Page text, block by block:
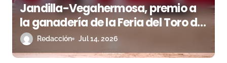
Jandilla-Vegahermosa, premio a
la ganadería de la Feria del Toro de
Pamplona
Redacción Jul 14, 2026